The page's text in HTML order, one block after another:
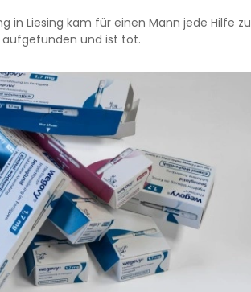
in Liesing kam für einen Mann jede Hilfe zu
aufgefunden und ist tot.